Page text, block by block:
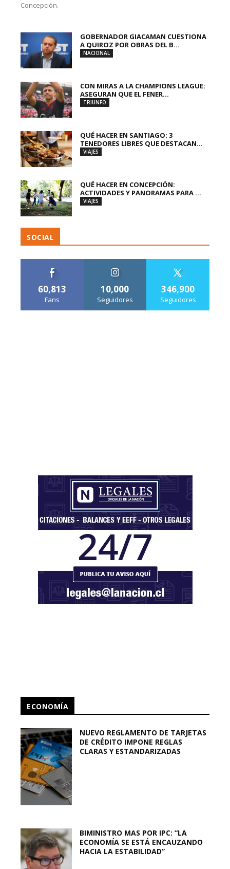
Concepción.
GOBERNADOR GIACAMAN CUESTIONA
A QUIROZ POR OBRAS DEL B...
NACIONAL
CON MIRAS A LA CHAMPIONS LEAGUE:
ASEGURAN QUE EL FENER...
TRIUNFO
QUÉ HACER EN SANTIAGO: 3
TENEDORES LIBRES QUE DESTACAN...
VIAJES
QUÉ HACER EN CONCEPCIÓN:
ACTIVIDADES Y PANORAMAS PARA ...
VIAJES
SOCIAL
60,813
Fans
10,000
Seguidores
346,900
Seguidores
ECONOMÍA
NUEVO REGLAMENTO DE TARJETAS
DE CRÉDITO IMPONE REGLAS
CLARAS Y ESTANDARIZADAS
BIMINISTRO MAS POR IPC: “LA
ECONOMÍA SE ESTÁ ENCAUZANDO
HACIA LA ESTABILIDAD”